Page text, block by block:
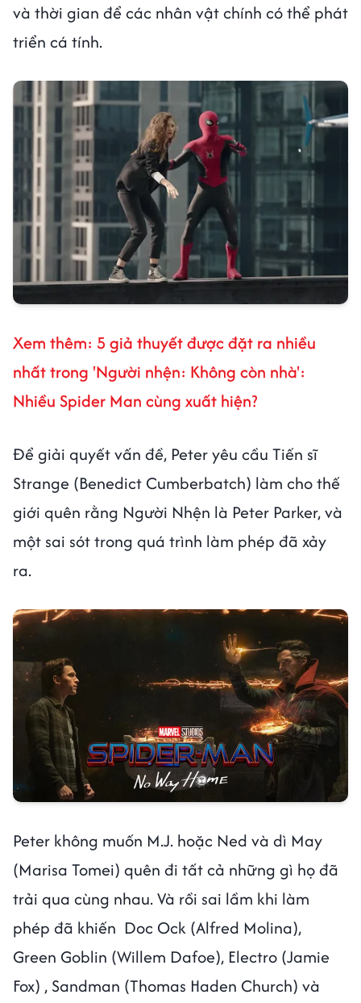
và thời gian để các nhân vật chính có thể phát
triển cá tính.
Xem thêm: 5 giả thuyết được đặt ra nhiều
nhất trong 'Người nhện: Không còn nhà':
Nhiều Spider Man cùng xuất hiện?
Để giải quyết vấn đề, Peter yêu cầu Tiến sĩ
Strange (Benedict Cumberbatch) làm cho thế
giới quên rằng Người Nhện là Peter Parker, và
một sai sót trong quá trình làm phép đã xảy
ra.
Peter không muốn M.J. hoặc Ned và dì May
(Marisa Tomei) quên đi tất cả những gì họ đã
trải qua cùng nhau. Và rồi sai lầm khi làm
phép đã khiến Doc Ock (Alfred Molina),
Green Goblin (Willem Dafoe), Electro (Jamie
Fox) , Sandman (Thomas Haden Church) và